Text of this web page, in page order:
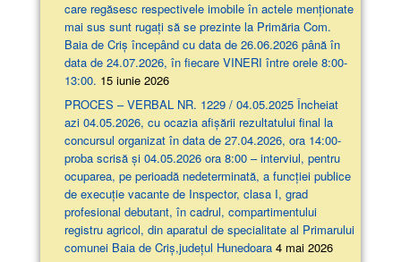
care regăsesc respectivele imobile în actele menționate
mai sus sunt rugați să se prezinte la Primăria Com.
Baia de Criș începând cu data de 26.06.2026 până în
data de 24.07.2026, în fiecare VINERI între orele 8:00-
13:00. 15 iunie 2026
PROCES – VERBAL NR. 1229 / 04.05.2025 Încheiat
azi 04.05.2026, cu ocazia afişării rezultatului final la
concursul organizat în data de 27.04.2026, ora 14:00-
proba scrisă şi 04.05.2026 ora 8:00 – interviul, pentru
ocuparea, pe perioadă nedeterminată, a funcției publice
de execuție vacante de Inspector, clasa I, grad
profesional debutant, în cadrul, compartimentului
registru agricol, din aparatul de specialitate al Primarului
comunei Baia de Criș,județul Hunedoara 4 mai 2026